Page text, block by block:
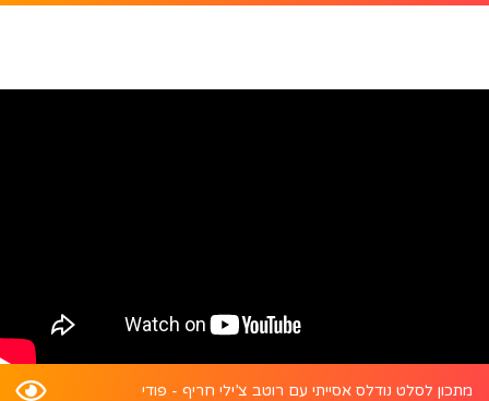
מתכון לסלט נודלס אסייתי עם רוטב צ’ילי חריף - פודי